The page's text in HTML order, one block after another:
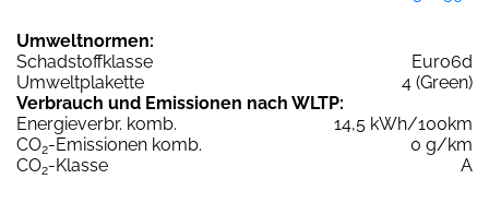
Umweltnormen:
Schadstoffklasse
Euro6d
Umweltplakette
4 (Green)
Verbrauch und Emissionen nach WLTP:
Energieverbr. komb.
14,5 kWh/100km
CO2-Emissionen komb.
0 g/km
CO2-Klasse A